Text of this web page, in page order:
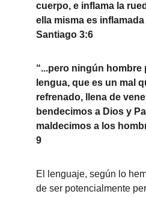
cuerpo, e inflama la
ella misma es
Santiago 3:6
“...pero ningún hombre
lengua, que es un mal
refrenado, llena de
bendecimos a Dios y
maldecimos a los
9
El lenguaje, según lo
de ser potencialmente